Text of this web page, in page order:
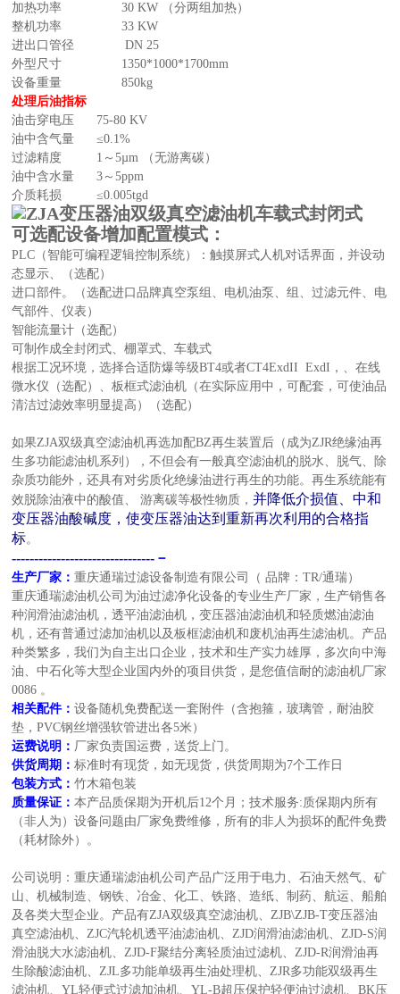
加热功率
30 KW （分两组加热）
整机功率
33 KW
进出口管径
DN 25
外型尺寸
1350*1000*1700mm
设备重量
850kg
处理后油指标
油击穿电压
75-80 KV
油中含气量
≤0.1%
过滤精度
1～5µm （无游离碳）
油中含水量
3～5ppm
介质耗损
≤0.005tgd
可选配设备增加配置模式：
PLC（智能可编程逻辑控制系统）：触摸屏式人机对话界面，并设动
态显示、（选配）
进口部件。（选配进口品牌真空泵组、电机油泵、组、过滤元件、电
气部件、仪表）
智能流量计（选配）
可制作成全封闭式、棚罩式、车载式
根据工况环境，选择合适防爆等级BT4或者CT4ExdII ExdI ， 、在线
微水仪（选配）、板框式滤油机 （在实际应用中，可配套，可使油品
清洁过滤效率明显提高）（选配）
如果ZJA双级真空滤油机再选加配BZ再生装置后（成为ZJR绝缘油再
生多功能滤油机系列 ），不但会有一般真空滤油机的脱水、脱气、除
杂质功能外，还具有对劣质化绝缘油进行再生的功能。再生系统能有
效脱除油液中的酸值、 游离碳等极性物质，并降低介损值、中和
变压器油酸碱度，使变压器油达到重新再次利用的合格指
标。
--------------------------------－
生产厂家：重庆通瑞过滤设备制造有限公司（ 品牌：TR/通瑞）
重庆通瑞滤油机公司为油过滤净化设备的专业生产厂家，生产销售各
种润滑油滤油机，透平油滤油机，变压器油滤油机和轻质燃油滤油
机，还有普通过滤加油机以及板框滤油机和废机油再生滤油机。产品
种类繁多，我们为自主出口企业，技术和生产实力雄厚，多次向中海
油、中石化等大型企业国内外的项目供货，是您值信耐的滤油机厂家
0086 。
相关配件：设备随机免费配送一套附件（含抱箍，玻璃管，耐油胶
垫，PVC钢丝增强软管进出各5米）
运费说明： 厂家负责国运费，送货上门。
供货周期：标准时有现货，如无现货，供货周期为7个工作日
包装方式：竹木箱包装
质量保证：本产品质保期为开机后12个月；技术服务:质保期内所有
（非人为）设备问题由厂家免费维修，所有的非人为损坏的配件免费
（耗材除外）。
公司说明：重庆通瑞滤油机公司 产品广泛用于电力、石油天然气、矿
山、机械制造、钢铁、冶金、化工、铁路、造纸、制药、航运、船舶
及各类大型企业。产品有ZJA双级真空滤油机、ZJB\ZJB-T变压器油
真空滤油机、ZJC汽轮机透平油滤油机、ZJD润滑油滤油机、ZJD-S润
滑油脱大水滤油机、ZJD-F聚结分离轻质油过滤机、ZJD-R润滑油再
生除酸滤油机、ZJL多功能单级再生油处理机、ZJR多功能双级再生
滤油机、YL轻便式过滤加油机、YL-B超压保护轻便油过滤机、BK压